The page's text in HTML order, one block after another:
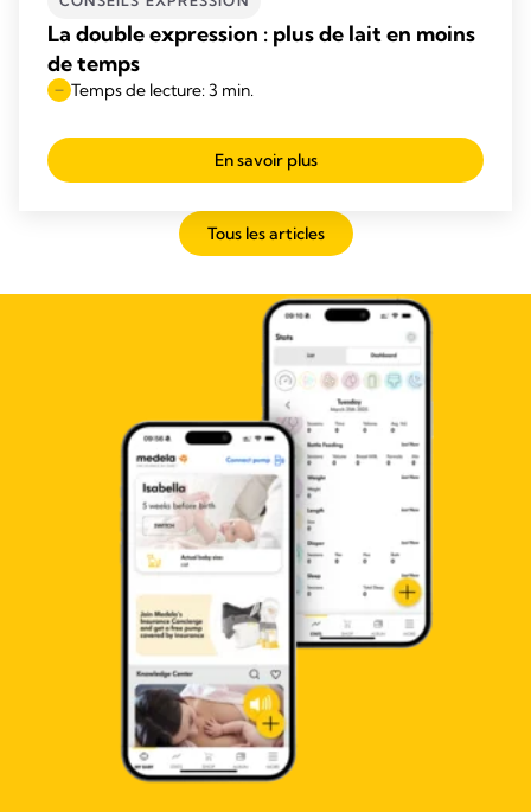
La double expression : plus de lait en moins
de temps
Temps de lecture: 3 min.
En savoir plus
Tous les articles